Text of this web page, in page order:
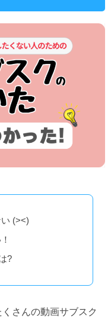
(><)
?
さんの動画サブスク